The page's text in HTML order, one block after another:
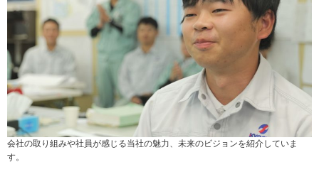
会社の取り組みや社員が感じる当社の魅力、未来のビジョンを紹介していま
す。